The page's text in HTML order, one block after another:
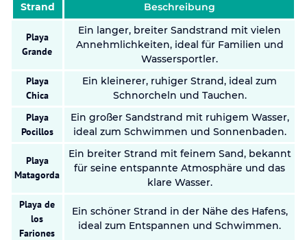
Strand Beschreibung
Playa
Grande
Ein langer, breiter Sandstrand mit vielen
Annehmlichkeiten, ideal für Familien und
Wassersportler.
Playa
Chica
Ein kleinerer, ruhiger Strand, ideal zum
Schnorcheln und Tauchen.
Playa
Pocillos
Ein großer Sandstrand mit ruhigem Wasser,
ideal zum Schwimmen und Sonnenbaden.
Playa
Matagorda
Ein breiter Strand mit feinem Sand, bekannt
für seine entspannte Atmosphäre und das
klare Wasser.
Playa de
los
Fariones
Ein schöner Strand in der Nähe des Hafens,
ideal zum Entspannen und Schwimmen.